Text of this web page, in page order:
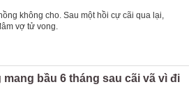
không cho. Sau một hồi cự cãi qua lại,
vợ tử vong.
bầu 6 tháng sau cãi vã vì đi